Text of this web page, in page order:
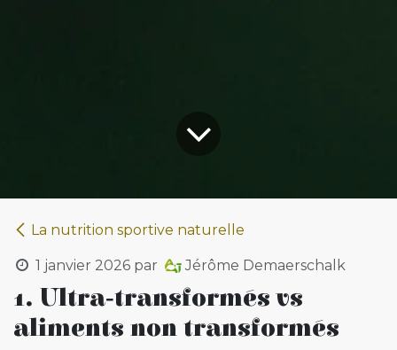
La nutrition sportive naturelle
1 janvier 2026 par Jérôme Demaerschalk
1. Ultra‑transformés vs
aliments non transformés